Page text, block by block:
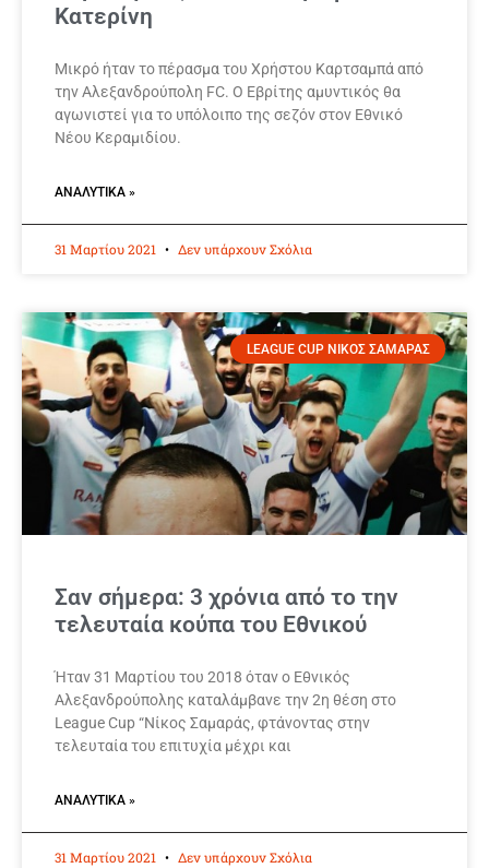
Κατερίνη
Μικρό ήταν το πέρασμα του Χρήστου Καρτσαμπά από
την Αλεξανδρούπολη FC. Ο Εβρίτης αμυντικός θα
αγωνιστεί για το υπόλοιπο της σεζόν στον Εθνικό
Νέου Κεραμιδίου.
ΑΝΑΛΥΤΙΚΆ »
31 Μαρτίου 2021 Δεν υπάρχουν Σχόλια
LEAGUE CUP ΝΙΚΟΣ ΣΑΜΑΡΑΣ
Σαν σήμερα: 3 χρόνια από το την
τελευταία κούπα του Εθνικού
Ήταν 31 Μαρτίου του 2018 όταν ο Εθνικός
Αλεξανδρούπολης καταλάμβανε την 2η θέση στο
League Cup “Νίκος Σαμαράς, φτάνοντας στην
τελευταία του επιτυχία μέχρι και
ΑΝΑΛΥΤΙΚΆ »
31 Μαρτίου 2021 Δεν υπάρχουν Σχόλια